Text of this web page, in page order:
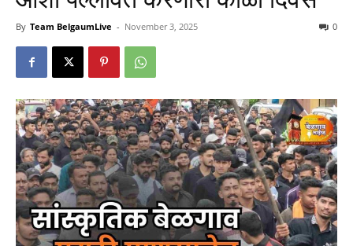
By Team BelgaumLive - November 3, 2025 0